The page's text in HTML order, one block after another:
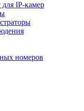
для IP-камер
номеров